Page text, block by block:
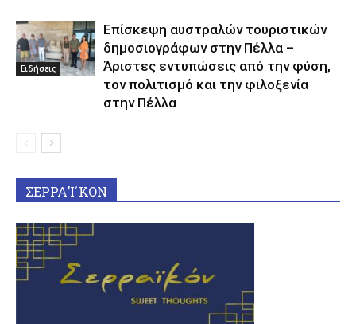
Ειδήσεις
Επίσκεψη αυστραλών τουριστικών
δημοσιογράφων στην Πέλλα –
Άριστες εντυπώσεις από την φύση,
τον πολιτισμό και την φιλοξενία
στην Πέλλα
ΣΕΡΡΑ’Ι΄ΚΟΝ